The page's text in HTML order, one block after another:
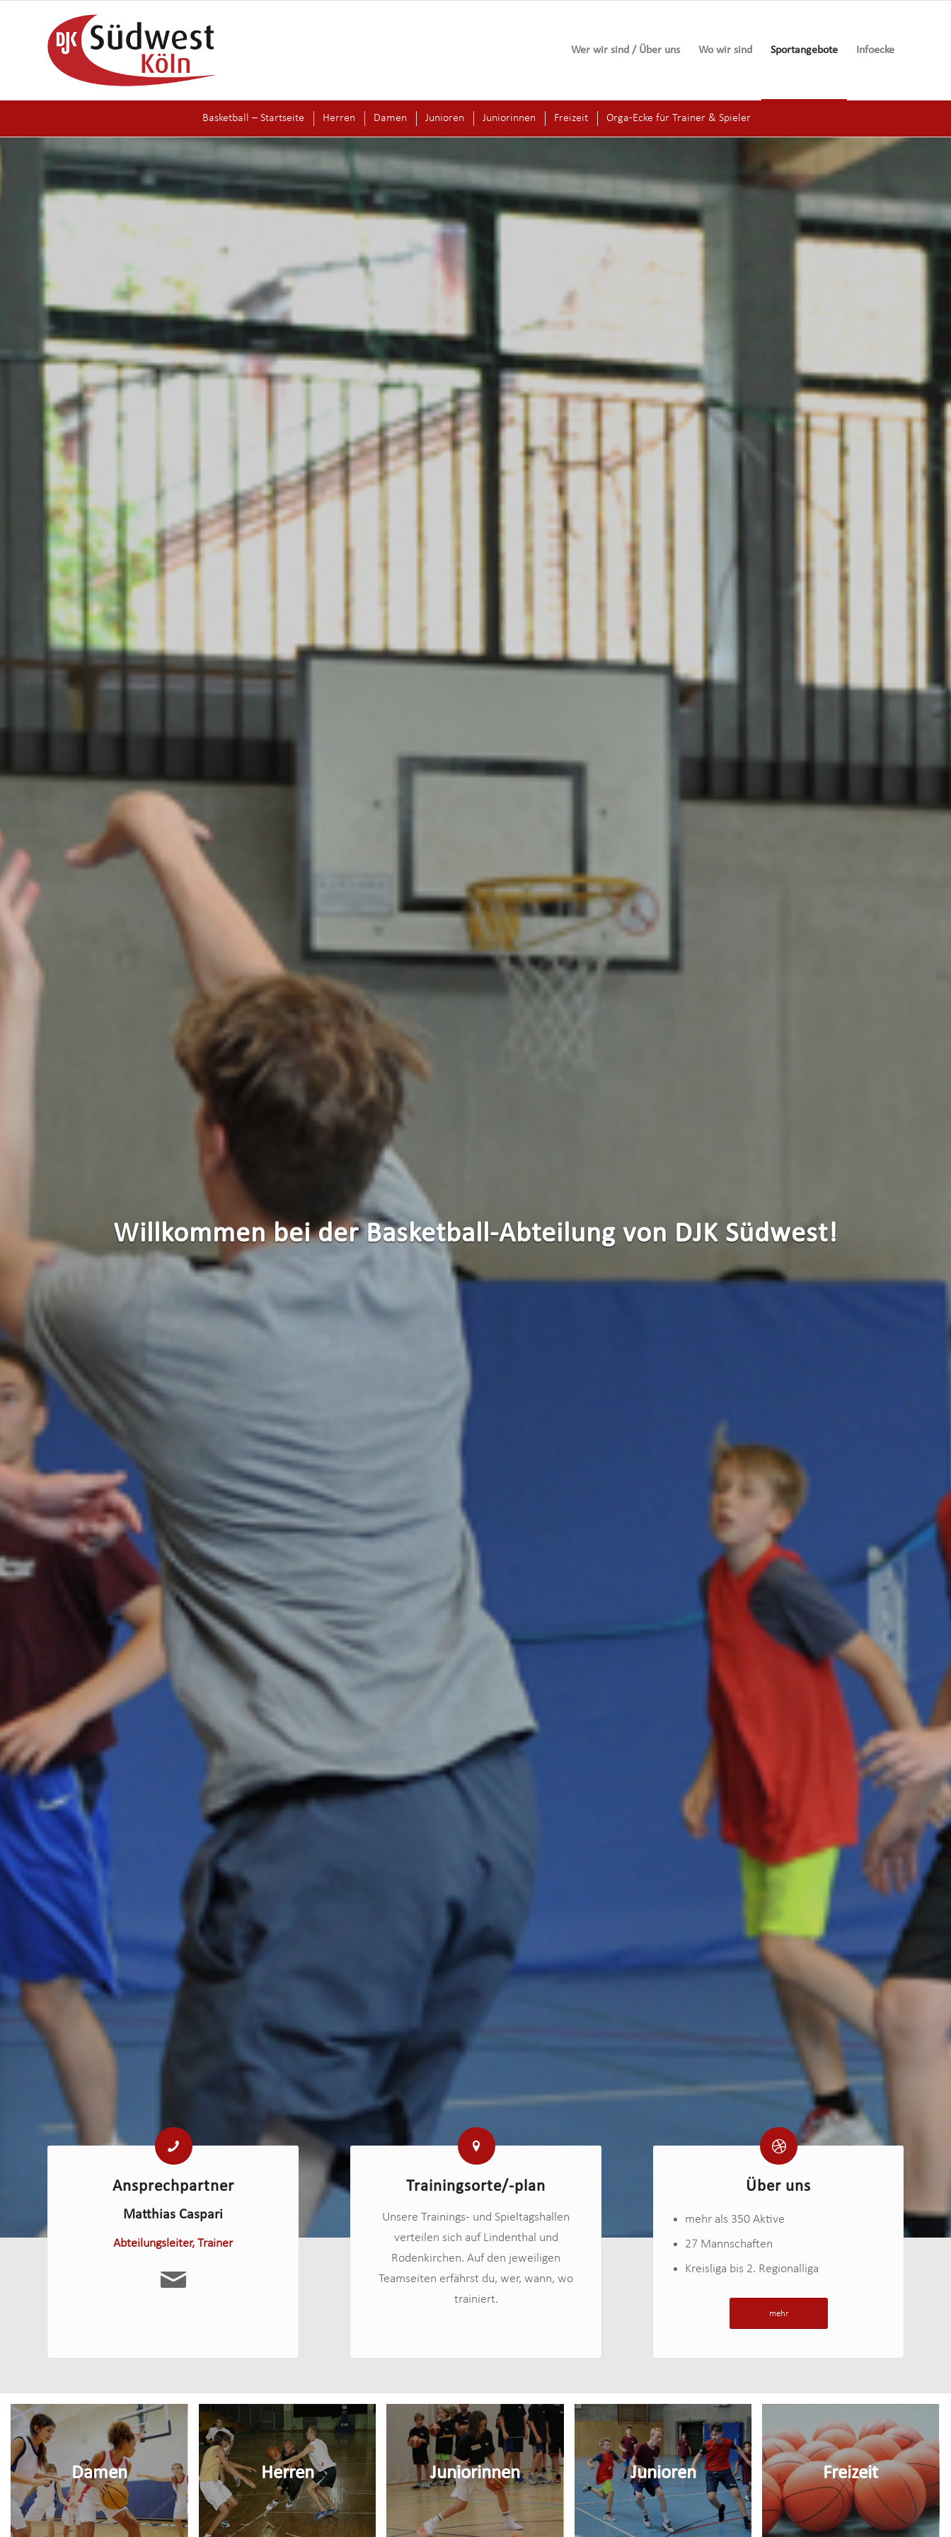
Wer wir sind / Über uns Wo wir sind Sportangebote Infoecke
Basketball – Startseite Herren Damen Junioren Juniorinnen Freizeit Orga-Ecke für Trainer & Spieler
Willkommen bei der Basketball-Abteilung von DJK Südwest!
Ansprechpartner
Matthias Caspari
Abteilungsleiter, Trainer
Trainingsorte/-plan
Unsere Trainings- und Spieltagshallen
verteilen sich auf Lindenthal und
Rodenkirchen. Auf den jeweiligen
Teamseiten erfährst du, wer, wann, wo
trainiert.
Über uns
mehr als 350 Aktive
27 Mannschaften
Kreisliga bis 2. Regionalliga
mehr
Damen Herren Juniorinnen Junioren Freizeit